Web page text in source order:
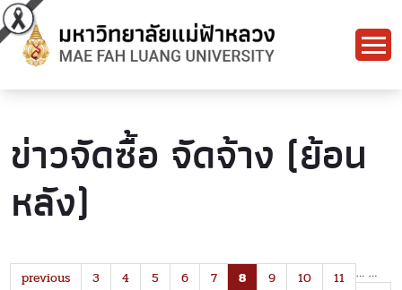
ข่าวจัดซื้อ จัดจ้าง (ย้อน
หลัง)
previous …
3 4 5 6 7 8 9 10
11
…